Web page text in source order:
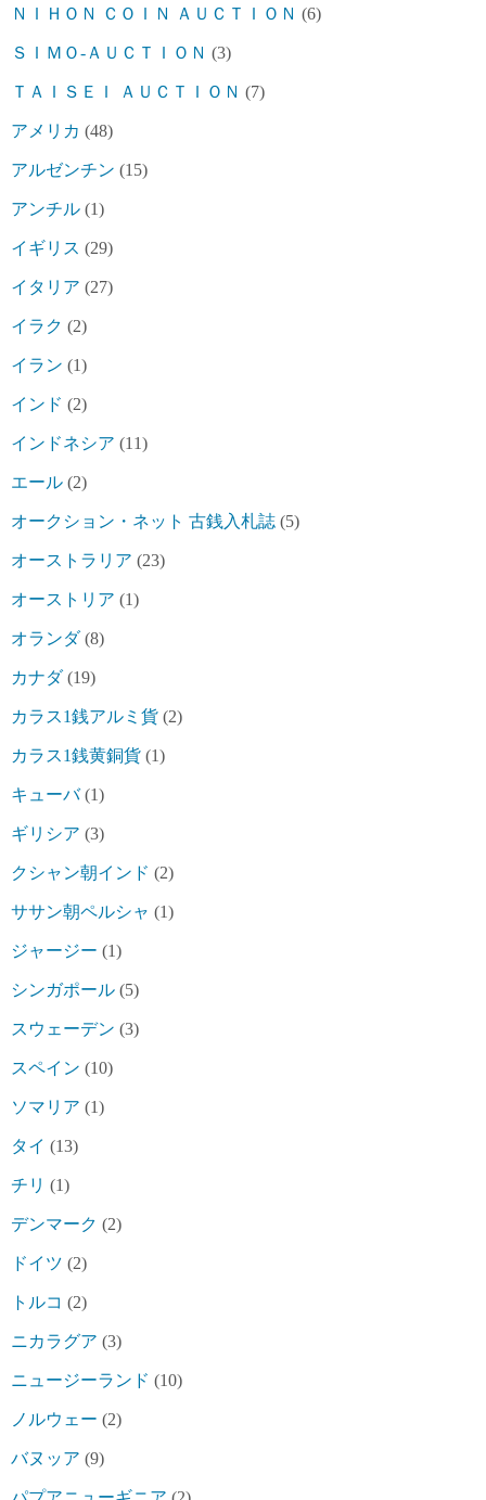
ＮＩＨＯＮ ＣＯＩＮ ＡＵＣＴＩＯＮ (6)
ＳＩＭＯ-ＡＵＣＴＩＯＮ (3)
ＴＡＩＳＥＩ ＡＵＣＴＩＯＮ (7)
アメリカ (48)
アルゼンチン (15)
アンチル (1)
イギリス (29)
イタリア (27)
イラク (2)
イラン (1)
インド (2)
インドネシア (11)
エール (2)
オークション・ネット 古銭入札誌 (5)
オーストラリア (23)
オーストリア (1)
オランダ(8)
カナダ(19)
カラス1銭アルミ貨 (2)
カラス1銭黄銅貨 (1)
キューバ(1)
ギリシア (3)
クシャン朝インド (2)
ササン朝ペルシャ (1)
ジャージー (1)
シンガポール (5)
スウェーデン (3)
スペイン (10)
ソマリア (1)
タイ (13)
チリ (1)
デンマーク (2)
ドイツ (2)
トルコ (2)
ニカラグア (3)
ニュージーランド (10)
ノルウェー (2)
バヌッア (9)